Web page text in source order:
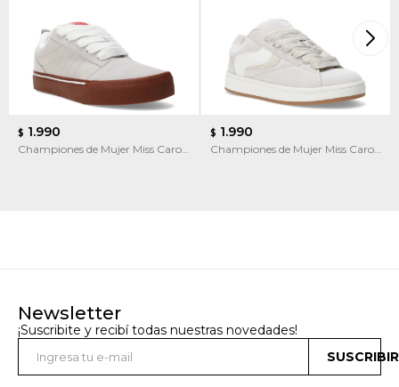
$ 1.990
Championes de Mujer Miss Carol
$ 1.990
Championes de Mujer Miss Carol
Newsletter
¡Suscribite y recibí todas nuestras novedades!